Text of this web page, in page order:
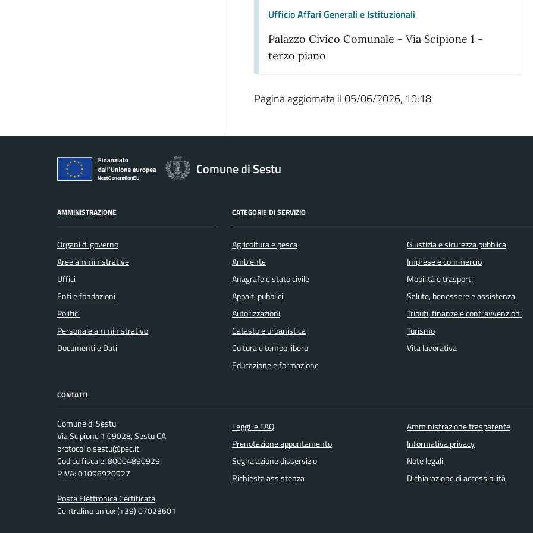
Ufficio Affari Generali e Istituzionali
Palazzo Civico Comunale - Via Scipione 1 -
terzo piano
Pagina aggiornata il 05/06/2026, 10:18
Comune di Sestu
AMMINISTRAZIONE
Organi di governo
Aree amministrative
Uffici
Enti e fondazioni
Politici
Personale amministrativo
Documenti e Dati
CATEGORIE DI SERVIZIO
Agricoltura e pesca
Ambiente
Anagrafe e stato civile
Appalti pubblici
Autorizzazioni
Catasto e urbanistica
Cultura e tempo libero
Educazione e formazione
Giustizia e sicurezza pubblica
Imprese e commercio
Mobilità e trasporti
Salute, benessere e assistenza
Tributi, finanze e contravvenzioni
Turismo
Vita lavorativa
CONTATTI
Comune di Sestu
Via Scipione 1 09028, Sestu CA
protocollo.sestu@pec.it
Codice fiscale: 80004890929
P.IVA: 01098920927
Posta Elettronica Certificata
Centralino unico: (+39) 07023601
Leggi le FAQ
Prenotazione appuntamento
Segnalazione disservizio
Richiesta assistenza
Amministrazione trasparente
Informativa privacy
Note legali
Dichiarazione di accessibilità